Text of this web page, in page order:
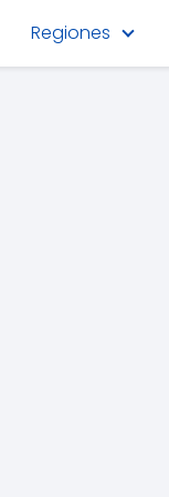
Regiones